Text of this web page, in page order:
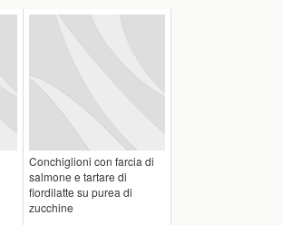
Conchiglioni con farcia di
salmone e tartare di
fiordilatte su purea di
zucchine